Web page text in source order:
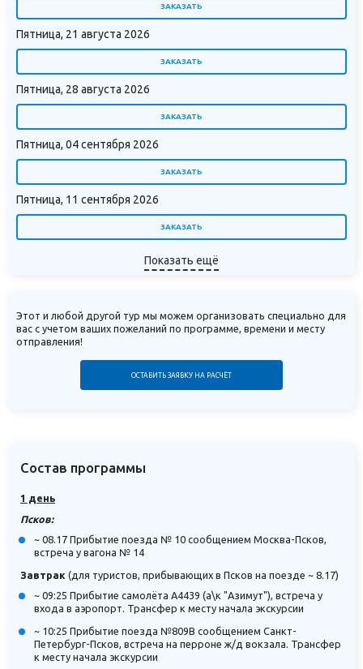
ЗАКАЗАТЬ
Пятница, 21 августа 2026
ЗАКАЗАТЬ
Пятница, 28 августа 2026
ЗАКАЗАТЬ
Пятница, 04 сентября 2026
ЗАКАЗАТЬ
Пятница, 11 сентября 2026
ЗАКАЗАТЬ
Показать ещё
Этот и любой другой тур мы можем организовать специально для
вас с учетом ваших пожеланий по программе, времени и месту
отправления!
ОСТАВИТЬ ЗАЯВКУ НА РАСЧЁТ
Состав программы
1 день
Псков:
~ 08.17 Прибытие поезда № 10 сообщением Москва-Псков,
встреча у вагона № 14
Завтрак (для туристов, прибывающих в Псков на поезде ~ 8.17)
~ 09:25 Прибытие самолёта А4439 (а\к "Азимут"), встреча у
входа в аэропорт. Трансфер к месту начала экскурсии
~ 10:25 Прибытие поезда №809В сообщением Санкт-
Петербург-Псков, встреча на перроне ж/д вокзала. Трансфер
к месту начала экскурсии